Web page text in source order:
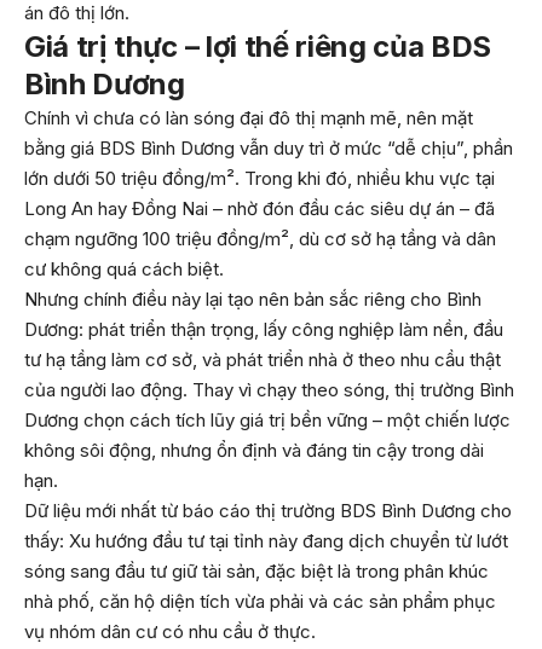
án đô thị lớn.
Giá trị thực – lợi thế riêng của BDS
Bình Dương
Chính vì chưa có làn sóng đại đô thị mạnh mẽ, nên mặt
bằng giá BDS Bình Dương vẫn duy trì ở mức “dễ chịu”, phần
lớn dưới 50 triệu đồng/m². Trong khi đó, nhiều khu vực tại
Long An hay Đồng Nai – nhờ đón đầu các siêu dự án – đã
chạm ngưỡng 100 triệu đồng/m², dù cơ sở hạ tầng và dân
cư không quá cách biệt.
Nhưng chính điều này lại tạo nên bản sắc riêng cho Bình
Dương: phát triển thận trọng, lấy công nghiệp làm nền, đầu
tư hạ tầng làm cơ sở, và phát triển nhà ở theo nhu cầu thật
của người lao động. Thay vì chạy theo sóng, thị trường Bình
Dương chọn cách tích lũy giá trị bền vững – một chiến lược
không sôi động, nhưng ổn định và đáng tin cậy trong dài
hạn.
Dữ liệu mới nhất từ báo cáo thị trường BDS Bình Dương cho
thấy: Xu hướng đầu tư tại tỉnh này đang dịch chuyển từ lướt
sóng sang đầu tư giữ tài sản, đặc biệt là trong phân khúc
nhà phố, căn hộ diện tích vừa phải và các sản phẩm phục
vụ nhóm dân cư có nhu cầu ở thực.